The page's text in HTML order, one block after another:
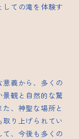
ての滝を体験す
義から、多くの
景観と自然的な驚
、神聖な場所と
取り上げられてい
、今後も多くの